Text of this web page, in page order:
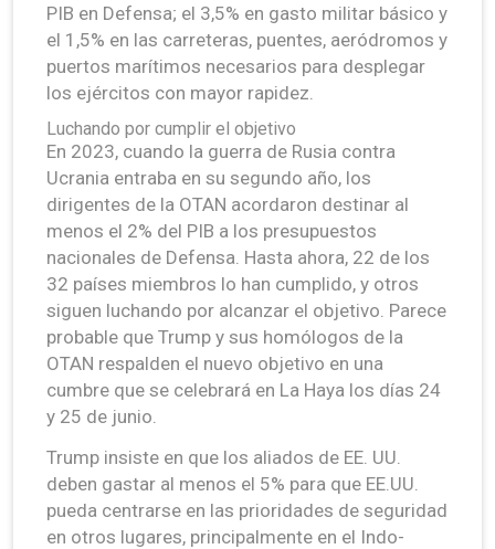
PIB en Defensa; el 3,5% en gasto militar básico y
el 1,5% en las carreteras, puentes, aeródromos y
puertos marítimos necesarios para desplegar
los ejércitos con mayor rapidez.
Luchando por cumplir el objetivo
En 2023, cuando la guerra de Rusia contra
Ucrania entraba en su segundo año, los
dirigentes de la OTAN acordaron destinar al
menos el 2% del PIB a los presupuestos
nacionales de Defensa. Hasta ahora, 22 de los
32 países miembros lo han cumplido, y otros
siguen luchando por alcanzar el objetivo. Parece
probable que Trump y sus homólogos de la
OTAN respalden el nuevo objetivo en una
cumbre que se celebrará en La Haya los días 24
y 25 de junio.
Trump insiste en que los aliados de EE. UU.
deben gastar al menos el 5% para que EE.UU.
pueda centrarse en las prioridades de seguridad
en otros lugares, principalmente en el Indo-